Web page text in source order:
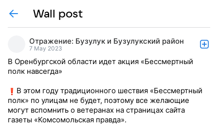
Wall post
Отражение: Бузулук и Бузулукский район
7 May 2023
В Оренбургской области идет акция «Бессмертный
полк навсегда»
В этом году традиционного шествия «Бессмертный
полк» по улицам не будет, поэтому все желающие
могут вспомнить о ветеранах на страницах сайта
газеты «Комсомольская правда».